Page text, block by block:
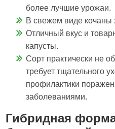
более лучшие урожаи.
В свежем виде кочаны
Отличный вкус и
капусты.
Сорт практически не
требует тщательного
профилактики
заболеваниями.
Гибридная